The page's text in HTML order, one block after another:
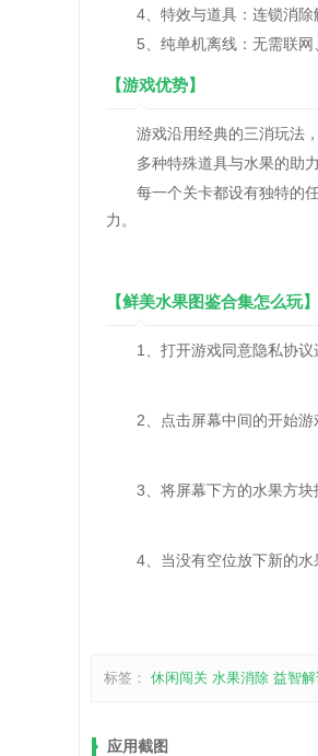
4、特效与道具：连锁消除
5、纯单机离线：无需联网
【游戏优势】
游戏沿用经典的三消玩法，
多种特殊道具与水果的助力
每一个关卡都设有独特的任
力。
【鲜美水果图鉴合集怎么玩】
1、打开游戏同意隐私协议
2、点击屏幕中间的开始游
3、将屏幕下方的水果方块
4、当没有空位放下新的水
标签： 休闲闯关 水果消除 益智
应用截图